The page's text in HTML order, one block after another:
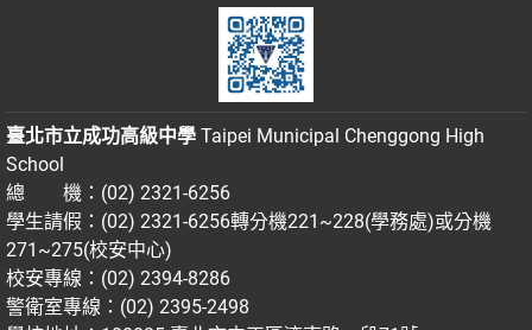
臺北市立成功高級中學 Taipei Municipal Chenggong High
School
總 機：(02) 2321-6256
學生請假：(02) 2321-6256轉分機221~228(學務處)或分機
271~275(校安中心)
校安專線：(02) 2394-8286
警衛室專線：(02) 2395-2498